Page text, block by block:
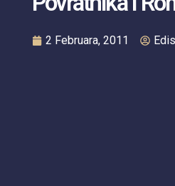
2 Februara, 2011